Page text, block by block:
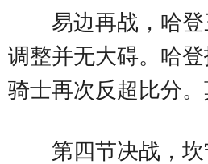
易边再战，哈
调整并无大碍。哈
骑士再次反超比分
第四节决战，